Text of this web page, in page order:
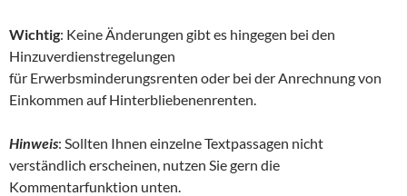
Wichtig: Keine Änderungen gibt es hingegen bei den
Hinzuverdienstregelungen
für Erwerbsminderungsrenten oder bei der Anrechnung von
Einkommen auf Hinterbliebenenrenten.
Hinweis: Sollten Ihnen einzelne Textpassagen nicht
verständlich erscheinen, nutzen Sie gern die
Kommentarfunktion unten.